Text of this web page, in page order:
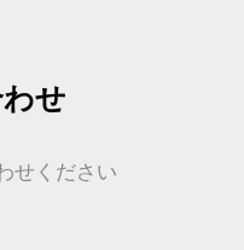
せ
せください